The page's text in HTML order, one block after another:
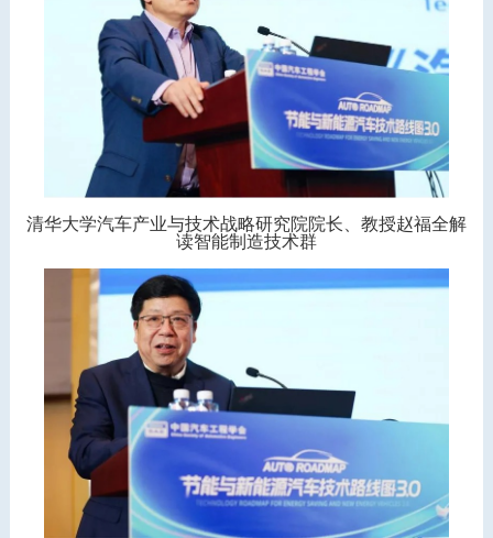
清华大学汽车产业与技术战略研究院院长、教授赵福全解
读智能制造技术群